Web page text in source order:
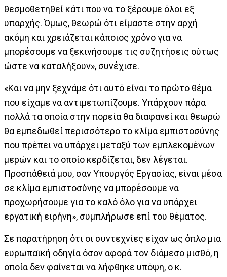
θεσμοθετηθεί κάτι που να το ξέρουμε όλοι εξ
υπαρχής. Όμως, θεωρώ ότι είμαστε στην αρχή
ακόμη και χρειάζεται κάποιος χρόνο για να
μπορέσουμε να ξεκινήσουμε τις συζητήσεις ούτως
ώστε να καταλήξουν», συνέχισε.
«Και να μην ξεχνάμε ότι αυτό είναι το πρώτο θέμα
που είχαμε να αντιμετωπίζουμε. Υπάρχουν πάρα
πολλά τα οποία στην πορεία θα διαφανεί και θεωρώ
θα εμπεδωθεί περισσότερο το κλίμα εμπιστοσύνης
που πρέπει να υπάρχει μεταξύ των εμπλεκομένων
μερών και το οποίο κερδίζεται, δεν λέγεται.
Προσπάθειά μου, σαν Υπουργός Εργασίας, είναι μέσα
σε κλίμα εμπιστοσύνης να μπορέσουμε να
προχωρήσουμε για το καλό όλο για να υπάρχει
εργατική ειρήνη», συμπλήρωσε επί του θέματος.
Σε παρατήρηση ότι οι συντεχνίες είχαν ως όπλο μια
ευρωπαϊκή οδηγία όσον αφορά τον διάμεσο μισθό, η
οποία δεν φαίνεται να λήφθηκε υπόψη, ο κ.